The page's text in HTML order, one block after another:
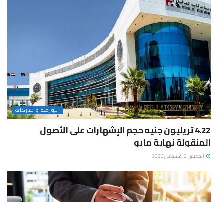
البورصة والشركات
4.22 تريليون جنيه حجم الإشهارات على الأصول
المنقولة نهاية مايو
الخميس 6 أغسطس 2026